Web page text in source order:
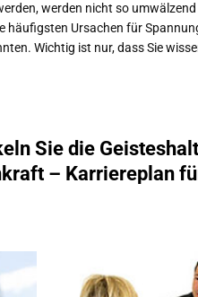
werden nicht so umwälzend
häufigsten Ursachen für
Wichtig ist nur, dass Sie
Sie die
– Karriereplan